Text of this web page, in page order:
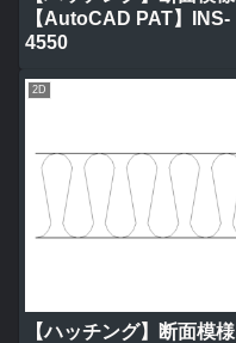
【AutoCAD PAT】INS-
4550
2D
【ハッチング】断面模様